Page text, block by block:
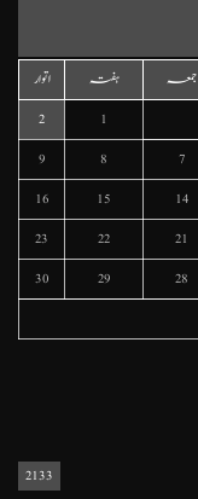
جمعہ ہفتہ
اتوار
1
2
7
8
9
14
15
16
21
22
23
28
29
30
2133